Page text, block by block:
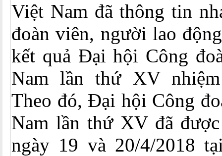
Việt Nam đã thông tin
đoàn viên, người lao
kết quả Đại hội Công
Nam lần thứ XV
Theo đó, Đại hội Công
Nam lần thứ XV đã
ngày 19 và 20/4/2018